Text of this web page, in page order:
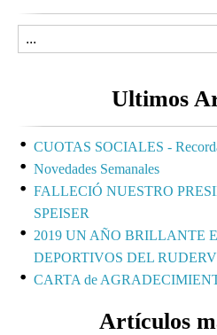
Ultimos
CUOTAS SOCIALES -
Novedades Semanales
FALLECIÓ NUESTRO
SPEISER
2019 UN AÑO BRILLANTE
DEPORTIVOS DEL
CARTA de
Artículos